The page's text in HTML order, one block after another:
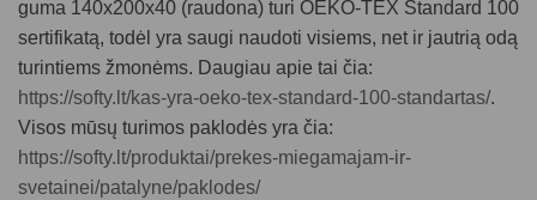
guma 140x200x40 (raudona) turi OEKO-TEX Standard 100
sertifikatą, todėl yra saugi naudoti visiems, net ir jautrią odą
turintiems žmonėms. Daugiau apie tai čia:
https://softy.lt/kas-yra-oeko-tex-standard-100-standartas/.
Visos mūsų turimos paklodės yra čia:
https://softy.lt/produktai/prekes-miegamajam-ir-
svetainei/patalyne/paklodes/